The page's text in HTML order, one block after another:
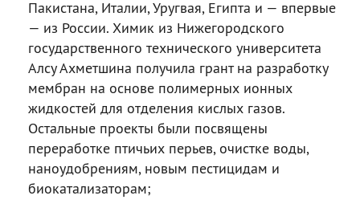
Пакистана, Италии, Уругвая, Египта и — впервые
— из России. Химик из Нижегородского
государственного технического университета
Алсу Ахметшина получила грант на разработку
мембран на основе полимерных ионных
жидкостей для отделения кислых газов.
Остальные проекты были посвящены
переработке птичьих перьев, очистке воды,
наноудобрениям, новым пестицидам и
биокатализаторам;